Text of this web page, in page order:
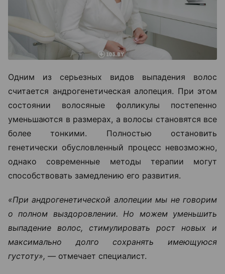
Одним из серьезных видов выпадения волос
считается андрогенетическая алопеция. При этом
состоянии волосяные фолликулы постепенно
уменьшаются в размерах, а волосы становятся все
более тонкими. Полностью остановить
генетически обусловленный процесс невозможно,
однако современные методы терапии могут
способствовать замедлению его развития.
«При андрогенетической алопеции мы не говорим
о полном выздоровлении. Но можем уменьшить
выпадение волос, стимулировать рост новых и
максимально долго сохранять имеющуюся
густоту», — отмечает специалист.